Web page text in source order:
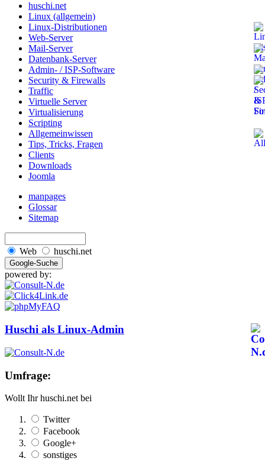
huschi.net
Linux (allgemein)
Linux-Distributionen
Web-Server
Mail-Server
Datenbank-Server
Admin- / ISP-Software
Security & Firewalls
Traffic
Virtuelle Server
Virtualisierung
Scripting
Allgemeinwissen
Tips, Tricks, Fragen
Clients
Downloads
Joomla
manpages
Glossar
Sitemap
Web huschi.net
powered by:
Huschi als Linux-Admin
Umfrage:
Wollt Ihr huschi.net bei
Twitter
Facebook
Google+
sonstiges